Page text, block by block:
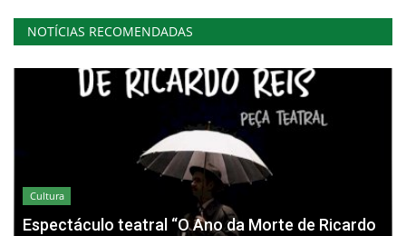
NOTÍCIAS RECOMENDADAS
Cultura
Espectáculo teatral “O Ano da Morte de Ricardo